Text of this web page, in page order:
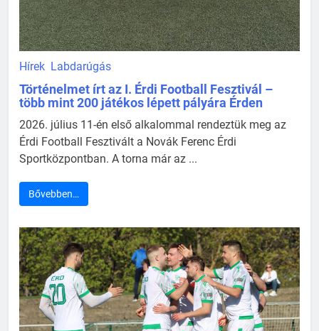
Hírek Labdarúgás
Történelmet írt az I. Érdi Football Fesztivál –
több mint 200 játékos lépett pályára Érden
2026. július 11-én első alkalommal rendeztük meg az
Érdi Football Fesztivált a Novák Ferenc Érdi
Sportközpontban. A torna már az ...
Bővebben…